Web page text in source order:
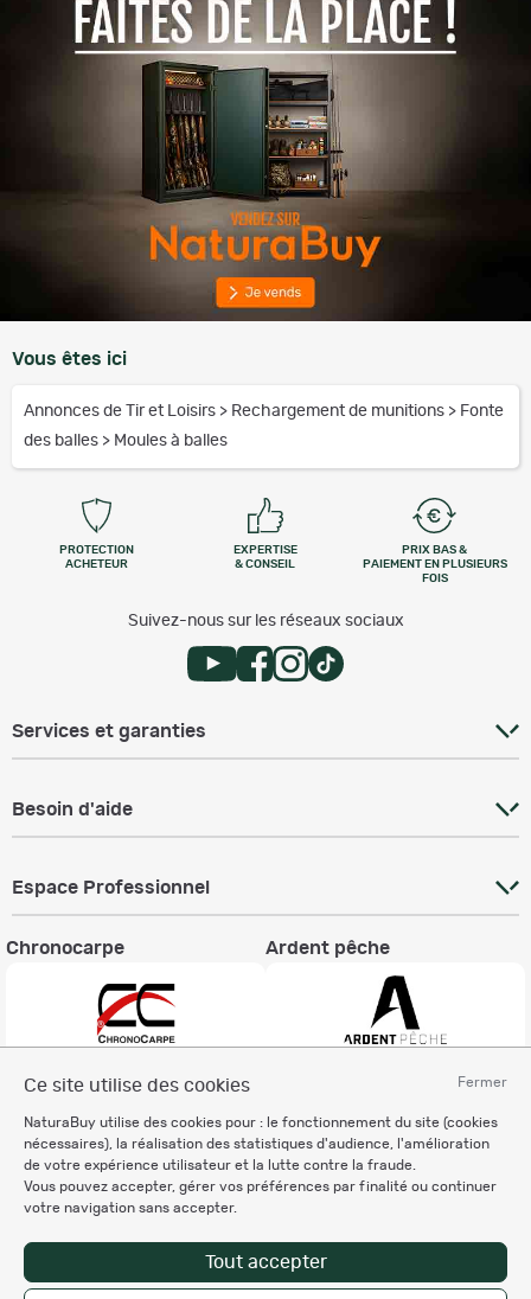
Fermer
Ce site utilise des cookies
NaturaBuy utilise des cookies pour : le fonctionnement du site (cookies
nécessaires), la réalisation des statistiques d'audience, l'amélioration
de votre expérience utilisateur et la lutte contre la fraude.
Vous pouvez accepter, gérer vos préférences par finalité ou continuer
votre navigation sans accepter.
Tout accepter
Vous êtes ici
Annonces de Tir et Loisirs > Rechargement de munitions > Fonte
des balles > Moules à balles
PROTECTION
ACHETEUR
EXPERTISE
& CONSEIL
PRIX BAS &
PAIEMENT EN PLUSIEURS
FOIS
Suivez-nous sur les réseaux sociaux
Services et garanties
Besoin d'aide
Espace Professionnel
Chronocarpe Ardent pêche
Charte éthique
Mentions légales
Règlement & Conditions d'utilisation
Politique de protection
des données personnelles
Personnalisation des cookies